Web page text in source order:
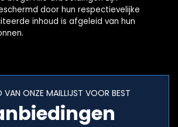
door hun respectievelijke
inhoud is afgeleid van hun
VAN ONZE MAILLIJST VOOR BEST